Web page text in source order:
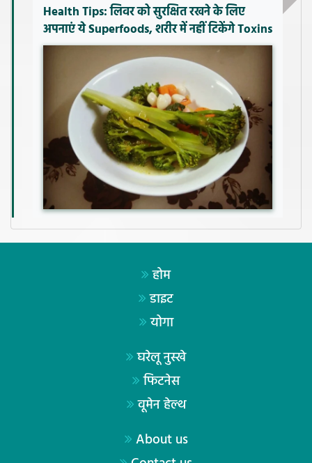
Health Tips: लिवर को सुरक्षित रखने के लिए
अपनाएं ये Superfoods, शरीर में नहीं टिकेंगे Toxins
होम
डाइट
योगा
घरेलू नुस्खे
फिटनेस
वूमेन हेल्थ
About us